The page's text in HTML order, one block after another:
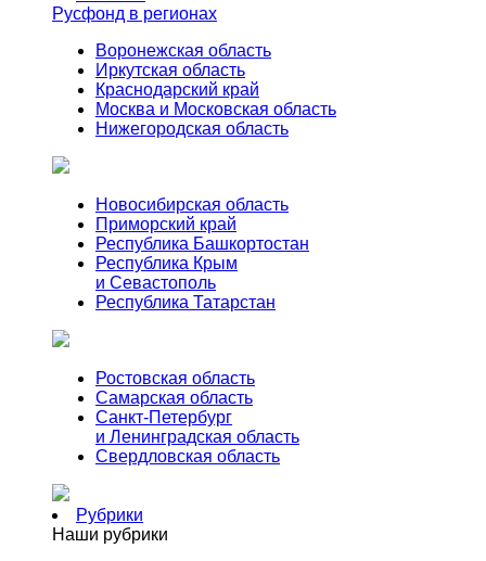
Русфонд в регионах
Воронежская область
Иркутская область
Краснодарский край
Москва и Московская область
Нижегородская область
Новосибирская область
Приморский край
Республика Башкортостан
Республика Крым
и Севастополь
Республика Татарстан
Ростовская область
Самарская область
Санкт-Петербург
и Ленинградская область
Свердловская область
Рубрики
Наши рубрики